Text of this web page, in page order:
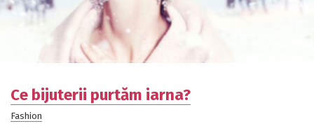
Ce bijuterii purtăm iarna?
Fashion